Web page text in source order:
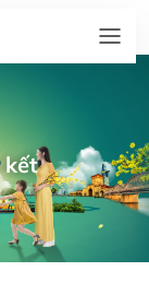
kết